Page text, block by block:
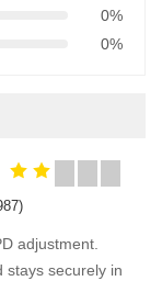
0%
0%
adjustment.
stays securely in